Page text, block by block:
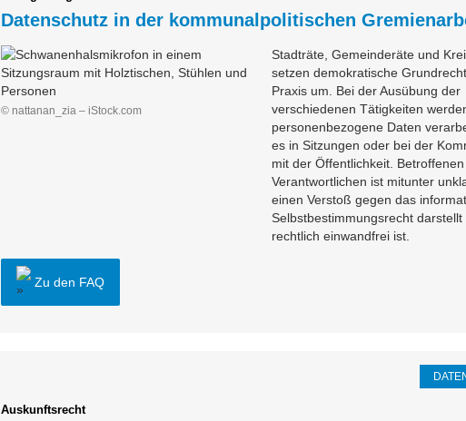
Datenschutz in der kommunalpolitischen
© nattanan_zia – iStock.com
Stadträte, Gemeinderäte und
setzen demokratische
Praxis um. Bei der Ausübung der
verschiedenen Tätigkeiten
personenbezogene Daten
es in Sitzungen oder bei der
mit der Öffentlichkeit.
Verantwortlichen ist mitunter
einen Verstoß gegen das
Selbstbestimmungsrecht darstellt
rechtlich einwandfrei ist.
Zu den FAQ
Auskunftsrecht